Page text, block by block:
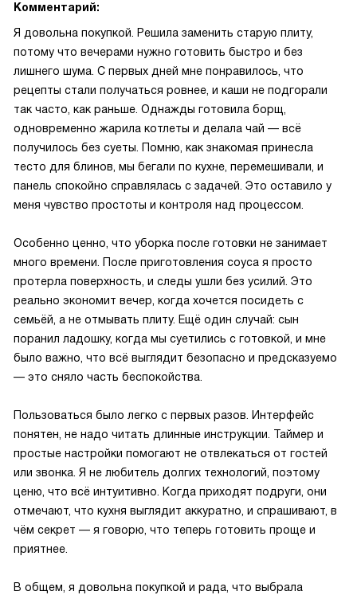
Комментарий:
Я довольна покупкой. Решила заменить старую плиту,
потому что вечерами нужно готовить быстро и без
лишнего шума. С первых дней мне понравилось, что
рецепты стали получаться ровнее, и каши не подгорали
так часто, как раньше. Однажды готовила борщ,
одновременно жарила котлеты и делала чай — всё
получилось без суеты. Помню, как знакомая принесла
тесто для блинов, мы бегали по кухне, перемешивали, и
панель спокойно справлялась с задачей. Это оставило у
меня чувство простоты и контроля над процессом.
Особенно ценно, что уборка после готовки не занимает
много времени. После приготовления соуса я просто
протерла поверхность, и следы ушли без усилий. Это
реально экономит вечер, когда хочется посидеть с
семьёй, а не отмывать плиту. Ещё один случай: сын
поранил ладошку, когда мы суетились с готовкой, и мне
было важно, что всё выглядит безопасно и предсказуемо
— это сняло часть беспокойства.
Пользоваться было легко с первых разов. Интерфейс
понятен, не надо читать длинные инструкции. Таймер и
простые настройки помогают не отвлекаться от гостей
или звонка. Я не любитель долгих технологий, поэтому
ценю, что всё интуитивно. Когда приходят подруги, они
отмечают, что кухня выглядит аккуратно, и спрашивают, в
чём секрет — я говорю, что теперь готовить проще и
приятнее.
В общем, я довольна покупкой и рада, что выбрала